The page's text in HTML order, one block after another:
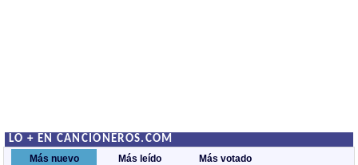
LO + EN CANCIONEROS.COM
Más nuevo Más leído Más votado